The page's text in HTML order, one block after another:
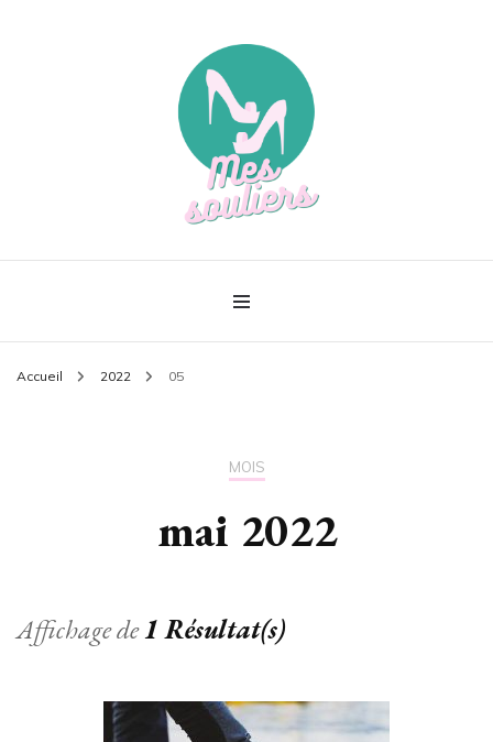
Mes souliers
Accueil 2022 05
MOIS
mai 2022
Affichage de1 Résultat(s)